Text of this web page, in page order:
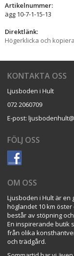
Artikelnummer:
ägg 10-7-1-15-13
Direktlänk:
Högerklicka och
KONTAKTA OSS
Ljusboden i Hult
072 2060709
E-post:
FÖLJ OSS
OM OSS
Ljusboden i Hult är en
höglandet 10 km öster
består av stöpning
En inspirerande butik
från olika
och trädgård.